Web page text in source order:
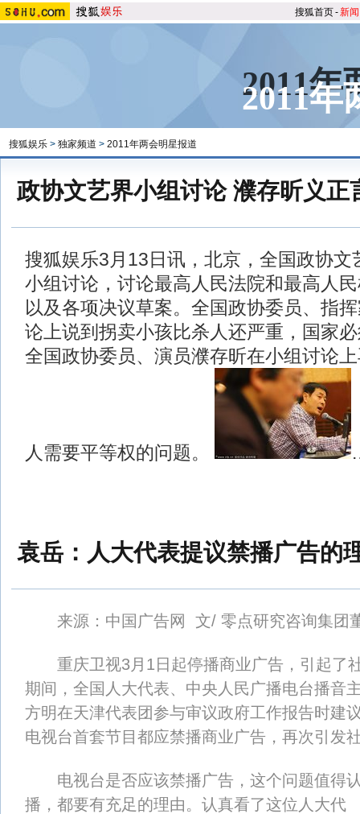
搜狐首页-新闻
2011年
2011年
搜狐娱乐 > 独家频道 > 2011年两会明星报道
政协文艺界小组讨论 濮存昕义正
搜狐娱乐3月13日讯，北京，全国政协文
小组讨论，讨论最高人民法院和最高人
以及各项决议草案。全国政协委员、指
论上说到拐卖小孩比杀人还严重，国家
全国政协委员、演员濮存昕在小组讨论
人需要平等权的问题。
袁岳：人大代表提议禁播广告的
来源：中国广告网 文/ 零点研究咨询集团
重庆卫视3月1日起停播商业广告，引起了
期间，全国人大代表、中央人民广播电台播音
方明在天津代表团参与审议政府工作报告时建
电视台首套节目都应禁播商业广告，再次引发
电视台是否应该禁播广告，这个问题值得
播，都要有充足的理由。认真看了这位人大代